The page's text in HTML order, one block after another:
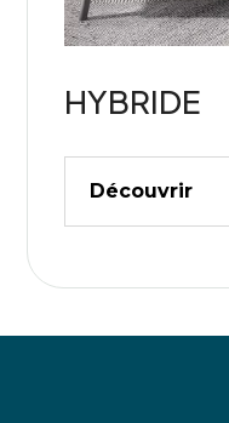
HYBRIDE
Découvrir